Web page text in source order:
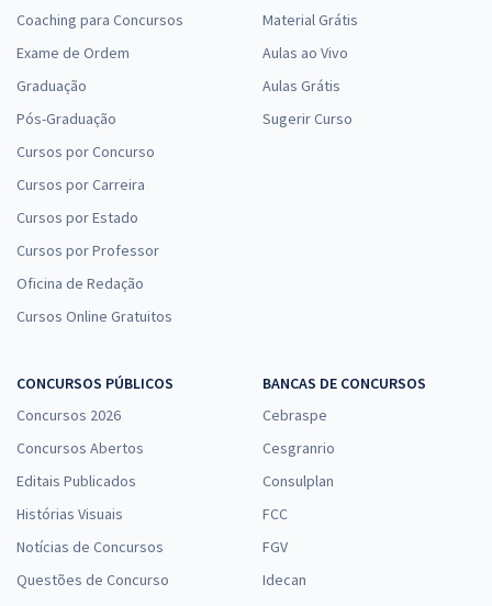
Coaching para Concursos
Exame de Ordem
Graduação
Pós-Graduação
Cursos por Concurso
Cursos por Carreira
Cursos por Estado
Cursos por Professor
Oficina de Redação
Cursos Online Gratuitos
Material Grátis
Aulas ao Vivo
Aulas Grátis
Sugerir Curso
CONCURSOS PÚBLICOS
Concursos 2026
Concursos Abertos
Editais Publicados
Histórias Visuais
Notícias de Concursos
Questões de Concurso
BANCAS DE CONCURSOS
Cebraspe
Cesgranrio
Consulplan
FCC
FGV
Idecan